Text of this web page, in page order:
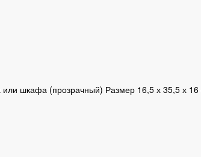
или шкафа (прозрачный) Размер 16,5 х 35,5 х